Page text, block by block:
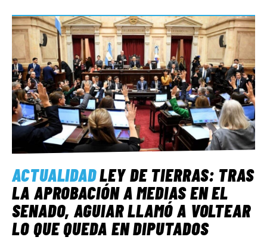
ACTUALIDADLEY DE TIERRAS: TRAS
LA APROBACIÓN A MEDIAS EN EL
SENADO, AGUIAR LLAMÓ A VOLTEAR
LO QUE QUEDA EN DIPUTADOS